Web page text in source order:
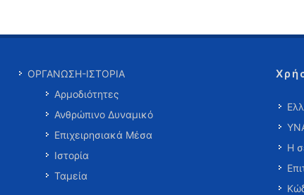
ΟΡΓΑΝΩΣΗ-ΙΣΤΟΡΙΑ
Αρμοδιότητες
Ανθρώπινο Δυναμικό
Επιχειρησιακά Μέσα
Ιστορία
Ταμεία
Η